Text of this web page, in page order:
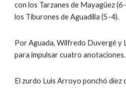
con los Tarzanes de Mayagüez
los Tiburones de Aguadilla (5-4).
Por Aguada, Wilfredo Duvergé y
para impulsar cuatro anotaciones.
El zurdo Luis Arroyo ponchó diez